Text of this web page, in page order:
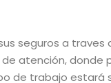
seguros a
atención,
de trabajo estará